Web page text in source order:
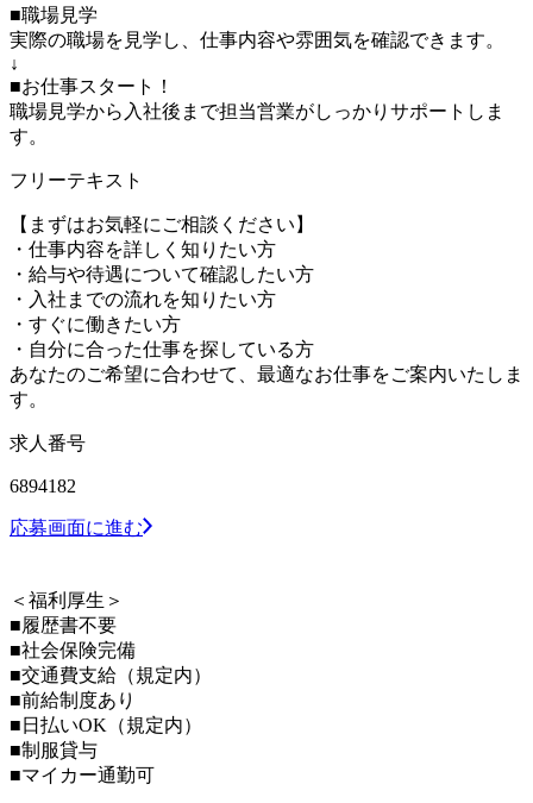
■職場見学
実際の職場を見学し、仕事内容や雰囲気を確認できます。
↓
■お仕事スタート！
職場見学から入社後まで担当営業がしっかりサポートしま
す。
フリーテキスト
【まずはお気軽にご相談ください】
・仕事内容を詳しく知りたい方
・給与や待遇について確認したい方
・入社までの流れを知りたい方
・すぐに働きたい方
・自分に合った仕事を探している方
あなたのご希望に合わせて、最適なお仕事をご案内いたしま
す。
求人番号
6894182
応募画面に進む
＜福利厚生＞
■履歴書不要
■社会保険完備
■交通費支給（規定内）
■前給制度あり
■日払いOK（規定内）
■制服貸与
■マイカー通勤可